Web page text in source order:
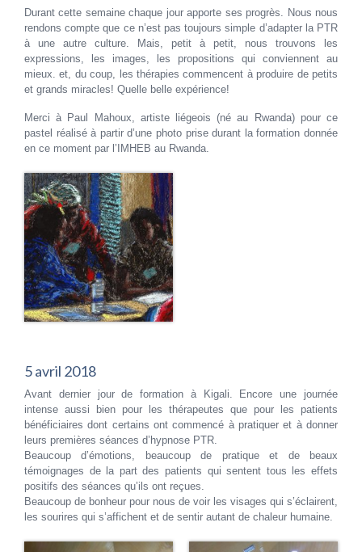
Durant cette semaine chaque jour apporte ses progrès. Nous nous
rendons compte que ce n’est pas toujours simple d’adapter la PTR
à une autre culture. Mais, petit à petit, nous trouvons les
expressions, les images, les propositions qui conviennent au
mieux. et, du coup, les thérapies commencent à produire de petits
et grands miracles! Quelle belle expérience!
Merci à Paul Mahoux, artiste liégeois (né au Rwanda) pour ce
pastel réalisé à partir d’une photo prise durant la formation donnée
en ce moment par l’IMHEB au Rwanda.
5 avril 2018
Avant dernier jour de formation à Kigali. Encore une journée
intense aussi bien pour les thérapeutes que pour les patients
bénéficiaires dont certains ont commencé à pratiquer et à donner
leurs premières séances d’hypnose PTR.
Beaucoup d’émotions, beaucoup de pratique et de beaux
témoignages de la part des patients qui sentent tous les effets
positifs des séances qu’ils ont reçues.
Beaucoup de bonheur pour nous de voir les visages qui s’éclairent,
les sourires qui s’affichent et de sentir autant de chaleur humaine.